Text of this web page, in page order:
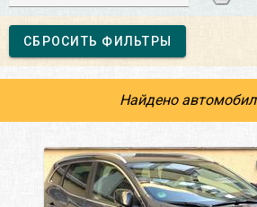
СБРОСИТЬ ФИЛЬТРЫ
Найдено